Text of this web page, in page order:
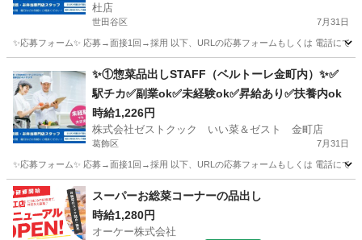
杜店
世田谷区 7月31日
✨応募フォーム✨ 応募→面接1回→採用 以下、URLの応募フォームもしくは 電話にて
キッチン
✨①惣菜品出しSTAFF（ベルトーレ金町内）✨✅
駅チカ✅副業ok✅未経験ok✅昇給あり✅扶養内ok
時給1,226円
株式会社ゼストクック いい菜＆ゼスト 金町店
葛飾区 7月31日
✨応募フォーム✨ 応募→面接1回→採用 以下、URLの応募フォームもしくは 電話にて
東京 葛飾区 キッチン スタッフ
スーパーお総菜コーナーの品出し
時給1,280円
オーケー株式会社